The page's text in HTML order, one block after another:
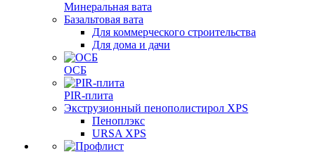
Минеральная вата
Базальтовая вата
Для коммерческого строительства
Для дома и дачи
ОСБ
PIR-плита
Экструзионный пенополистирол XPS
Пеноплэкс
URSA XPS